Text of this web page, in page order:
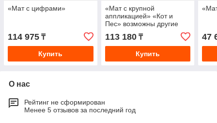
«Мат с цифрами»
114 975 ₸
Купить
«Мат с крупной
аппликацией» «Кот и
Пес» возможны другие
варианты аппликации
113 180₸
Купить
47
О нас
Рейтинг не сформирован
Менее 5 отзывов за последний год